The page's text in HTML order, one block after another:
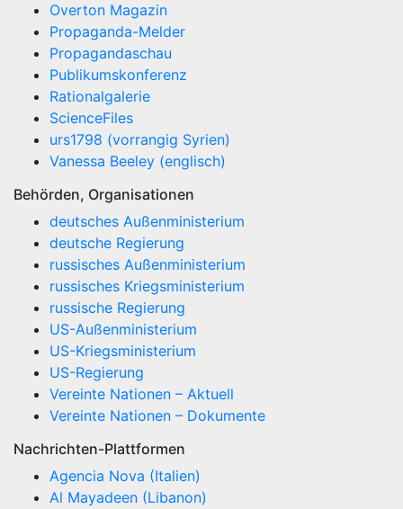
Overton Magazin
Propaganda-Melder
Propagandaschau
Publikumskonferenz
Rationalgalerie
ScienceFiles
urs1798 (vorrangig Syrien)
Vanessa Beeley (englisch)
Behörden, Organisationen
deutsches Außenministerium
deutsche Regierung
russisches Außenministerium
russisches Kriegsministerium
russische Regierung
US-Außenministerium
US-Kriegsministerium
US-Regierung
Vereinte Nationen – Aktuell
Vereinte Nationen – Dokumente
Nachrichten-Plattformen
Agencia Nova (Italien)
Al Mayadeen (Libanon)